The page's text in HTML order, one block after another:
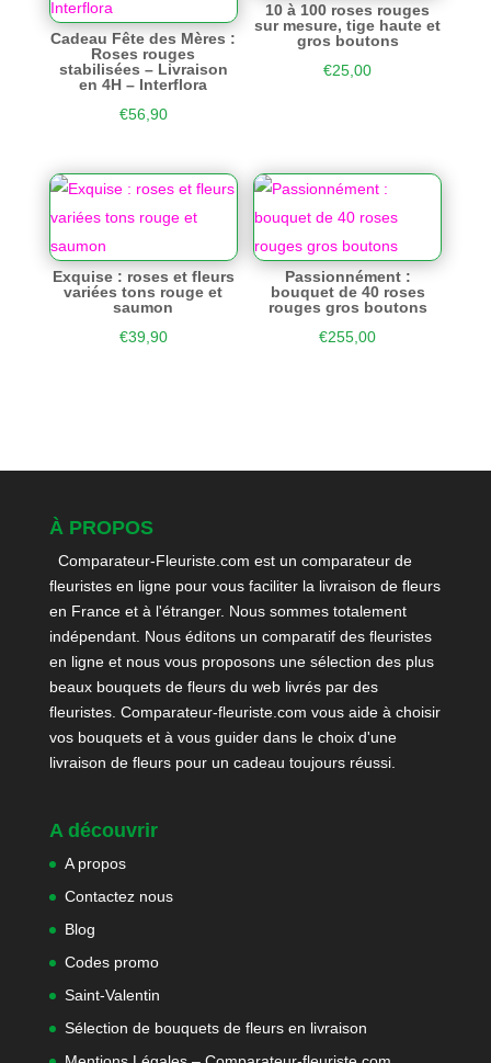
Cadeau Fête des Mères :
Roses rouges
stabilisées – Livraison
en 4H – Interflora
€56,90
10 à 100 roses rouges
sur mesure, tige haute et
gros boutons
€25,00
Exquise : roses et fleurs
variées tons rouge et
saumon
€39,90
Passionnément :
bouquet de 40 roses
rouges gros boutons
€255,00
À PROPOS
Comparateur-Fleuriste.com est un comparateur de
fleuristes en ligne pour vous faciliter la livraison de fleurs
en France et à l'étranger. Nous sommes totalement
indépendant. Nous éditons un comparatif des fleuristes
en ligne et nous vous proposons une sélection des plus
beaux bouquets de fleurs du web livrés par des
fleuristes. Comparateur-fleuriste.com vous aide à choisir
vos bouquets et à vous guider dans le choix d'une
livraison de fleurs pour un cadeau toujours réussi.
A découvrir
A propos
Contactez nous
Blog
Codes promo
Saint-Valentin
Sélection de bouquets de fleurs en livraison